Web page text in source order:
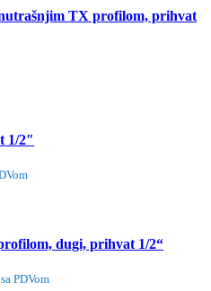
TX profilom, prihvat
1/2″
dugi, prihvat 1/2“
sa PDVom